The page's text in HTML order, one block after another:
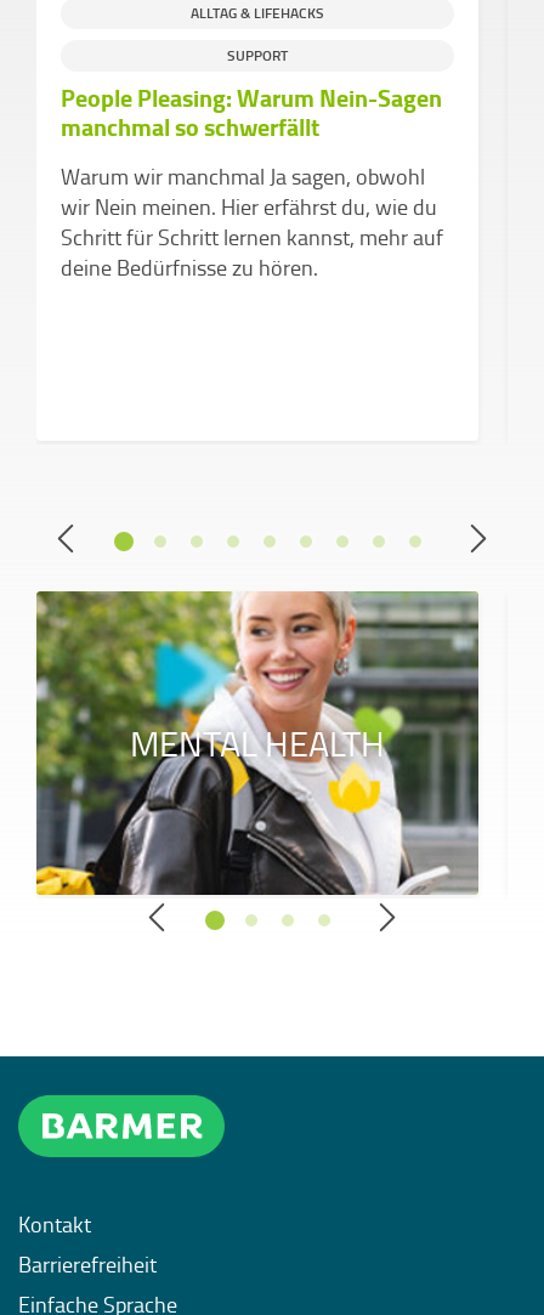
ALLTAG & LIFEHACKS
SUPPORT
People Pleasing: Warum Nein-Sagen
manchmal so schwerfällt
Warum wir manchmal Ja sagen, obwohl
wir Nein meinen. Hier erfährst du, wie du
Schritt für Schritt lernen kannst, mehr auf
deine Bedürfnisse zu hören.
MENTAL HEALTH
Kontakt
Barrierefreiheit
Einfache Sprache